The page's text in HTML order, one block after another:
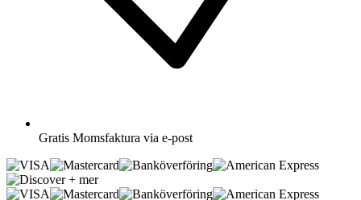
Gratis Momsfaktura via e-post
+ mer